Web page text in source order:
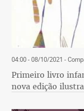
04:00 - 08/10/2021 -
Primeiro livro
nova edição